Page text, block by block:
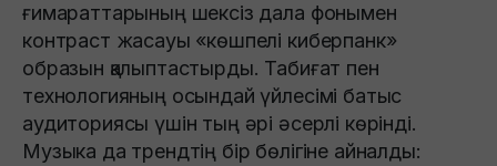
ғимараттарының шексіз дала фонымен
контраст жасауы «көшпелі киберпанк»
образын қалыптастырды. Табиғат пен
технологияның осындай үйлесімі батыс
аудиториясы үшін тың әрі әсерлі көрінді.
Музыка да трендтің бір бөлігіне айналды: